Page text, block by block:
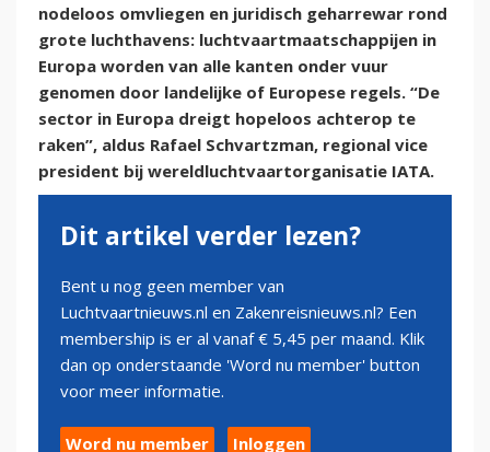
nodeloos omvliegen en juridisch geharrewar rond
grote luchthavens: luchtvaartmaatschappijen in
Europa worden van alle kanten onder vuur
genomen door landelijke of Europese regels. “De
sector in Europa dreigt hopeloos achterop te
raken”, aldus Rafael Schvartzman, regional vice
president bij wereldluchtvaartorganisatie IATA.
Dit artikel verder lezen?
Bent u nog geen member van
Luchtvaartnieuws.nl en Zakenreisnieuws.nl? Een
membership is er al vanaf € 5,45 per maand. Klik
dan op onderstaande 'Word nu member' button
voor meer informatie.
Word nu member Inloggen